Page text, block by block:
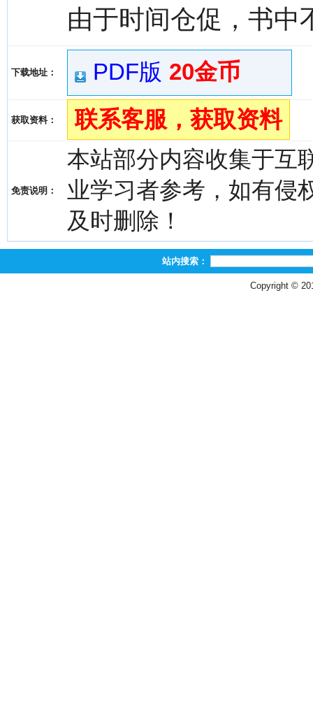
由于时间仓促，书中
下载地址： PDF版 20金币
获取资料： 联系客服，获取资料
免责说明：
本站部分内容收集于互
业学习者参考，如有侵
及时删除！
站内搜索：
Copyright ©